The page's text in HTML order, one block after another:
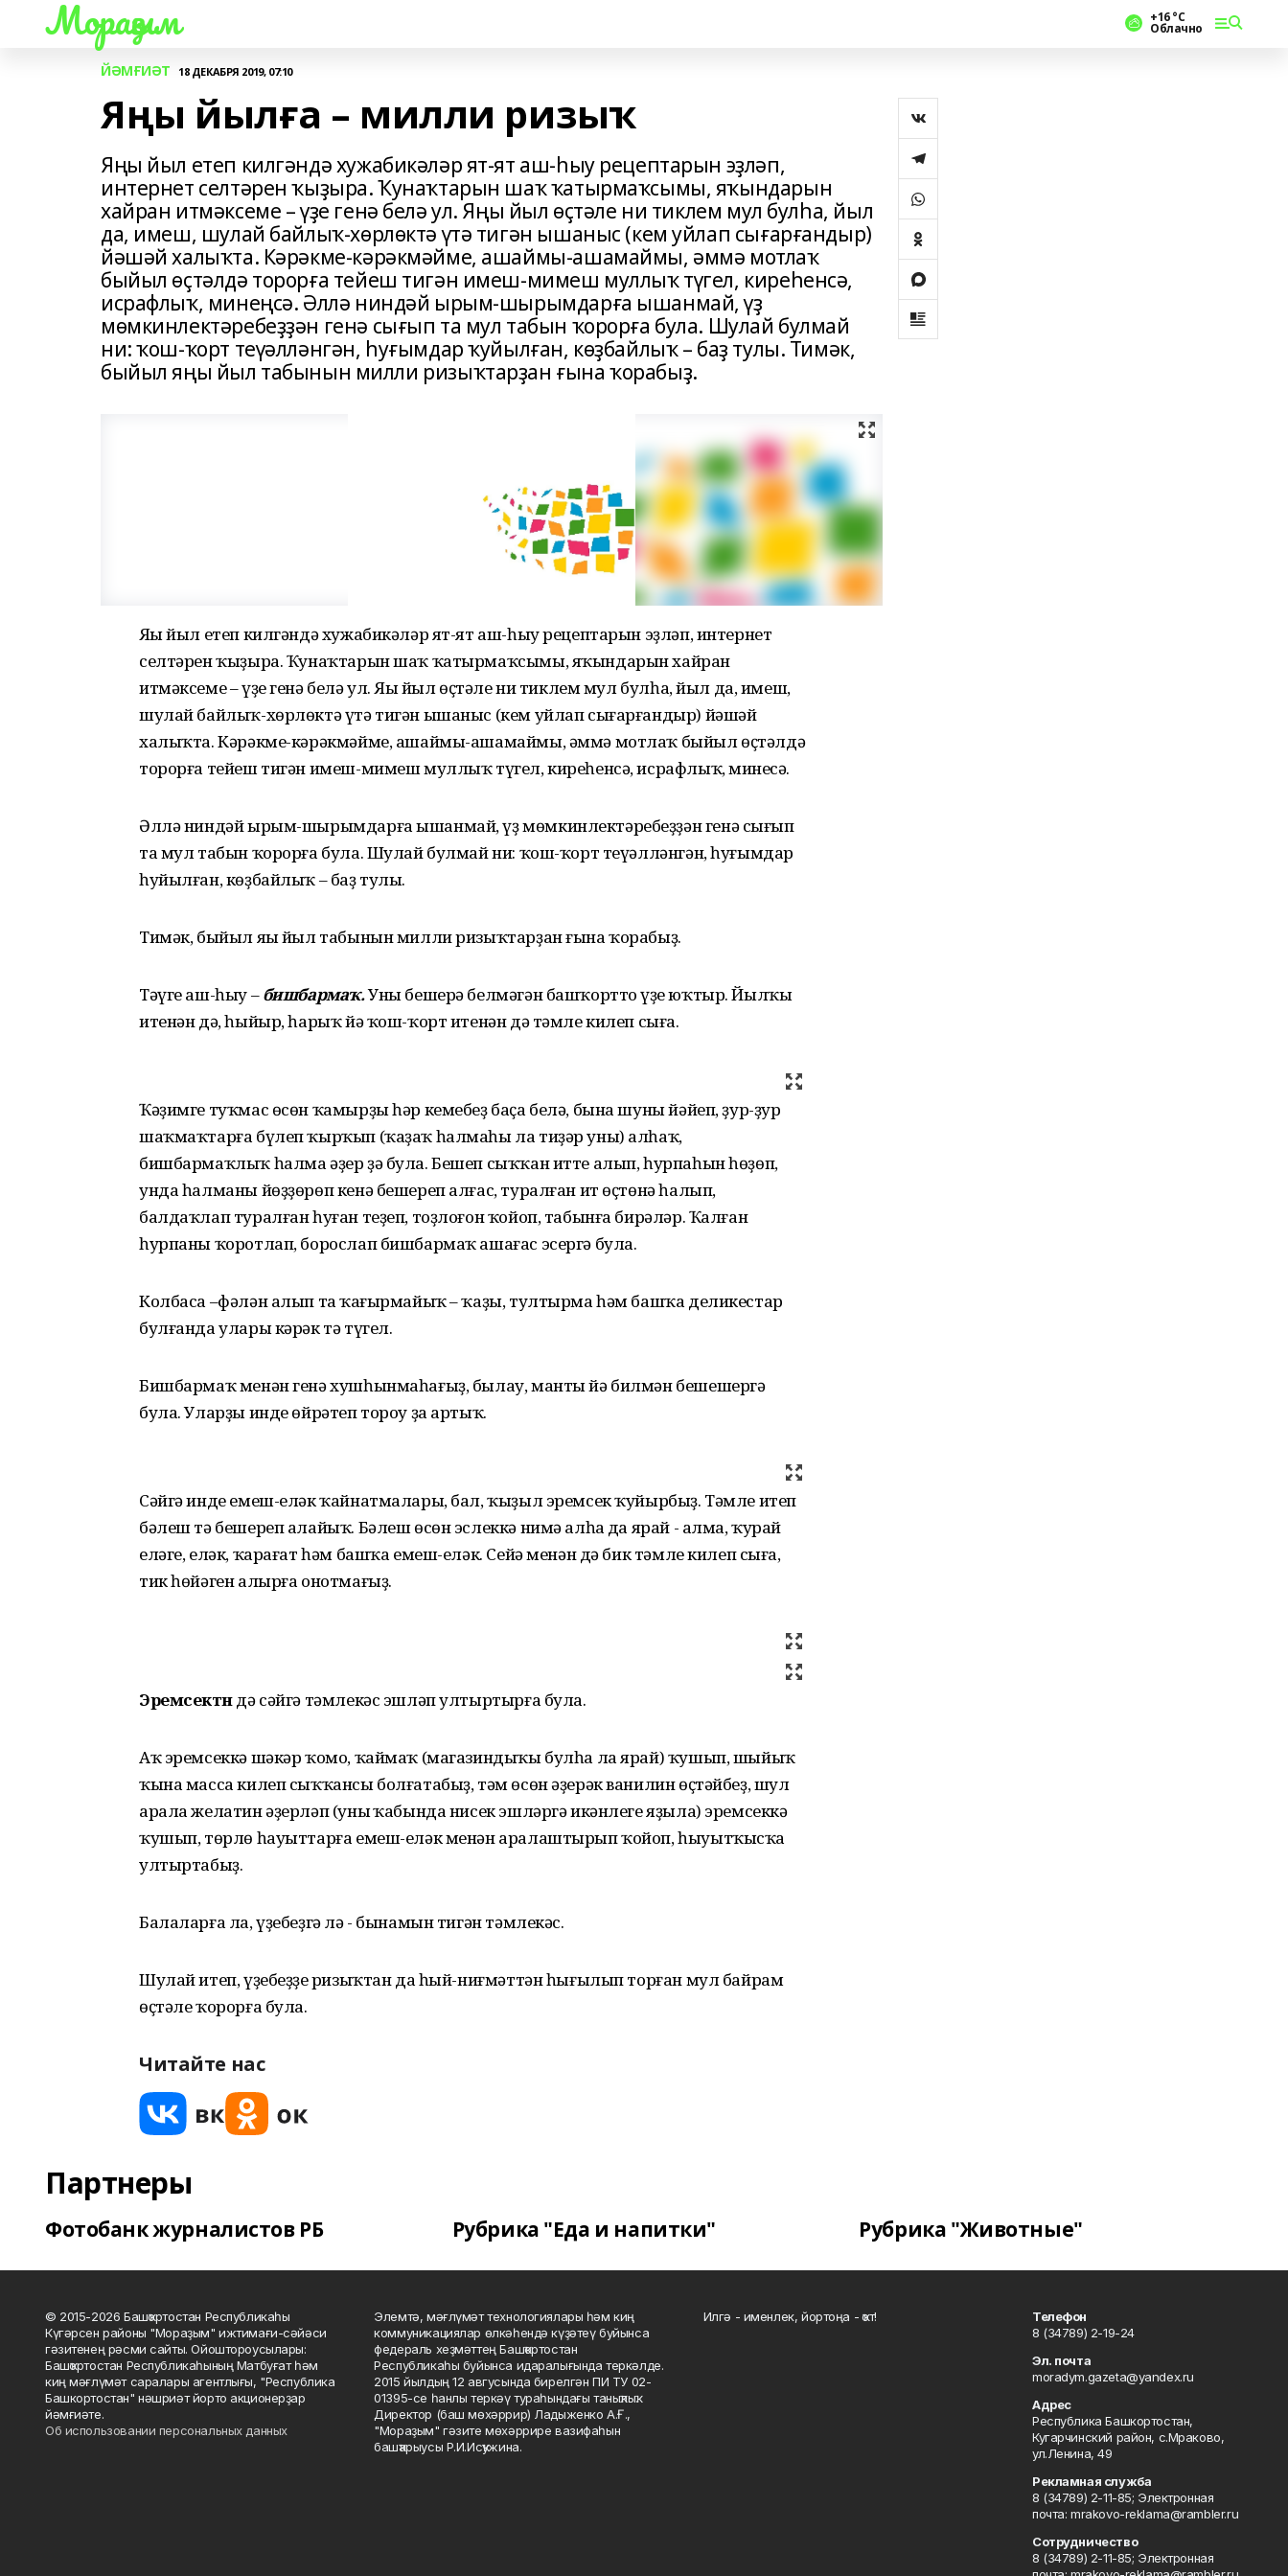
Мораҙым +16 °С
Облачно
ЙӘМҒИӘТ 18 ДЕКАБРЯ 2019, 07:10
Яңы йылға – милли ризыҡ
Яңы йыл етеп килгәндә хужабикәләр ят-ят аш-һыу рецептарын эҙләп,
интернет селтәрен ҡыҙыра. Ҡунаҡтарын шаҡ ҡатырмаҡсымы, яҡындарын
хайран итмәксеме – үҙе генә белә ул. Яңы йыл өҫтәле ни тиклем мул булһа, йыл
да, имеш, шулай байлыҡ-хөрлөктә үтә тигән ышаныс (кем уйлап сығарғандыр)
йәшәй халыҡта. Кәрәкме-кәрәкмәйме, ашаймы-ашамаймы, әммә мотлаҡ
быйыл өҫтәлдә торорға тейеш тигән имеш-мимеш муллыҡ түгел, киреһенсә,
исрафлыҡ, минеңсә. Әллә ниндәй ырым-шырымдарға ышанмай, үҙ
мөмкинлектәребеҙҙән генә сығып та мул табын ҡорорға була. Шулай булмай
ни: ҡош-ҡорт теүәлләнгән, һуғымдар ҡуйылған, көҙбайлыҡ – баҙ тулы. Тимәк,
быйыл яңы йыл табынын милли ризыҡтарҙан ғына ҡорабыҙ.
Яңы йыл етеп килгәндә хужабикәләр ят-ят аш-һыу рецептарын эҙләп, интернет
селтәрен ҡыҙыра. Ҡунаҡтарын шаҡ ҡатырмаҡсымы, яҡындарын хайран
итмәксеме – үҙе генә белә ул. Яңы йыл өҫтәле ни тиклем мул булһа, йыл да, имеш,
шулай байлыҡ-хөрлөктә үтә тигән ышаныс (кем уйлап сығарғандыр) йәшәй
халыҡта. Кәрәкме-кәрәкмәйме, ашаймы-ашамаймы, әммә мотлаҡ быйыл өҫтәлдә
торорға тейеш тигән имеш-мимеш муллыҡ түгел, киреһенсә, исрафлыҡ, минеңсә.
Әллә ниндәй ырым-шырымдарға ышанмай, үҙ мөмкинлектәребеҙҙән генә сығып
та мул табын ҡорорға була. Шулай булмай ни: ҡош-ҡорт теүәлләнгән, һуғымдар
һуйылған, көҙбайлыҡ – баҙ тулы.
Тимәк, быйыл яңы йыл табынын милли ризыҡтарҙан ғына ҡорабыҙ.
Тәүге аш-һыу –бишбармаҡ.Уны бешерә белмәгән башҡорттоң үҙе юҡтыр. Йылҡы
итенән дә, һыйыр, һарыҡ йә ҡош-ҡорт итенән дә тәмле килеп сыға.
Ҡәҙимге туҡмас өсөн ҡамырҙы һәр кемебеҙ баҫа белә, бына шуны йәйеп, ҙур-ҙур
шаҡмаҡтарға бүлеп ҡырҡып (ҡаҙаҡ һалмаһы ла тиҙәр уны) алһаҡ,
бишбармаҡлыҡ һалма әҙер ҙә була. Бешеп сыҡҡан итте алып, һурпаһын һөҙөп,
унда һалманы йөҙҙөрөп кенә бешереп алғас, туралған ит өҫтөнә һалып,
балдаҡлап туралған һуған теҙеп, тоҙлоғон ҡойоп, табынға бирәләр. Ҡалған
һурпаны ҡоротлап, борослап бишбармаҡ ашағас эсергә була.
Колбаса –фәлән алып та ҡаңғырмайыҡ – ҡаҙы, тултырма һәм башҡа деликестар
булғанда улары кәрәк тә түгел.
Бишбармаҡ менән генә хушһынмаһағыҙ, былау, манты йә билмән бешешергә
була. Уларҙы инде өйрәтеп тороу ҙа артыҡ.
Сәйгә инде емеш-еләк ҡайнатмалары, бал, ҡыҙыл эремсек ҡуйырбыҙ. Тәмле итеп
бәлеш тә бешереп алайыҡ. Бәлеш өсөн эслеккә нимә алһаң да ярай - алма, ҡурай
еләге, еләк, ҡарағат һәм башҡа емеш-еләк. Сейә менән дә бик тәмле килеп сыға,
тик һөйәген алырға онотмағыҙ.
Эремсектәндә сәйгә тәмлекәс эшләп ултыртырға була.
Аҡ эремсеккә шәкәр ҡомо, ҡаймаҡ (магазиндыҡы булһа ла ярай) ҡушып, шыйыҡ
ҡына масса килеп сыҡҡансы болғатабыҙ, тәм өсөн әҙерәк ванилин өҫтәйбеҙ, шул
арала желатин әҙерләп (уның ҡабында нисек эшләргә икәнлеге яҙыла) эремсеккә
ҡушып, төрлө һауыттарға емеш-еләк менән аралаштырып ҡойоп, һыуытҡысҡа
ултыртабыҙ.
Балаларға ла, үҙебеҙгә лә - бынамын тигән тәмлекәс.
Шулай итеп, үҙебеҙҙең ризыҡтан да һый-ниғмәттән һығылып торған мул байрам
өҫтәле ҡорорға була.
Читайте нас
Партнеры
Фотобанк журналистов РБ Рубрика "Еда и напитки" Рубрика "Животные"
© 2015-2026 Башҡортостан Республикаһы
Күгәрсен районы "Мораҙым" ижтимағи-сәйәси
гәзитенең рәсми сайты. Ойоштороусылары:
Башҡортостан Республикаһының Матбуғат һәм
киң мәғлүмәт саралары агентлығы, "Республика
Башкортостан" нәшриәт йорто акционерҙар
йәмғиәте.
Об использовании персональных данных
Элемтә, мәғлүмәт технологиялары һәм киң
коммуникациялар өлкәһендә күҙәтеү буйынса
федераль хеҙмәттең Башҡортостан
Республикаһы буйынса идаралығында теркәлде.
2015 йылдың 12 авгусында бирелгән ПИ ТУ 02-
01395-се һанлы теркәү тураһындағы таныҡлыҡ.
Директор (баш мөхәррир) Ладыженко А.Ғ.,
"Мораҙым" гәзите мөхәррире вазифаһын
башҡарыусы Р.И.Исҡужина.
Илгә - именлек, йортоңа - ҡот!
Телефон
8 (34789) 2-19-24
Эл. почта
moradym.gazeta@yandex.ru
Адрес
Республика Башкортостан,
Кугарчинский район, с.Мраково,
ул.Ленина, 49
Рекламная служба
8 (34789) 2-11-85; Электронная
почта: mrakovo-reklama@rambler.ru
Сотрудничество
8 (34789) 2-11-85; Электронная